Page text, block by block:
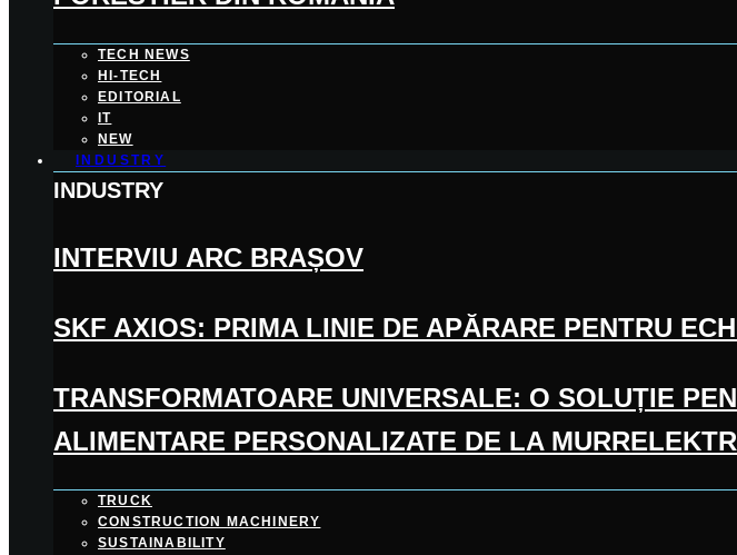
TECH NEWS
HI-TECH
EDITORIAL
IT
NEW
INDUSTRY
INDUSTRY
INTERVIU ARC BRAȘOV
SKF AXIOS: PRIMA LINIE DE APĂRARE PENTRU
TRANSFORMATOARE UNIVERSALE: O SOLUȚIE
ALIMENTARE PERSONALIZATE DE LA
TRUCK
CONSTRUCTION MACHINERY
SUSTAINABILITY